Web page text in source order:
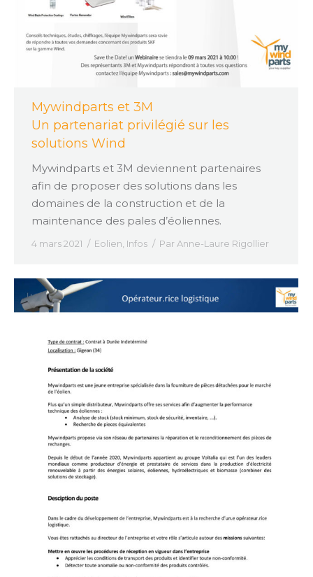
Mywindparts et 3M
Un partenariat privilégié sur les
solutions Wind
Mywindparts et 3M deviennent partenaires
afin de proposer des solutions dans les
domaines de la construction et de la
maintenance des pales d’éoliennes.
4 mars 2021 Eolien Infos Par Anne-Laure Rigollier